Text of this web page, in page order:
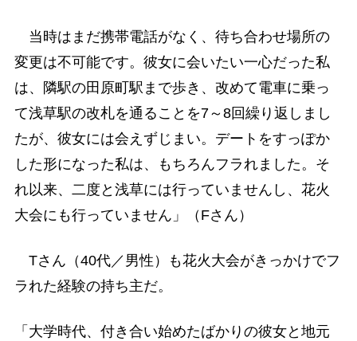
当時はまだ携帯電話がなく、待ち合わせ場所の
変更は不可能です。彼女に会いたい一心だった私
は、隣駅の田原町駅まで歩き、改めて電車に乗っ
て浅草駅の改札を通ることを7～8回繰り返しまし
たが、彼女には会えずじまい。デートをすっぽか
した形になった私は、もちろんフラれました。そ
れ以来、二度と浅草には行っていませんし、花火
大会にも行っていません」（Fさん）
Tさん（40代／男性）も花火大会がきっかけでフ
ラれた経験の持ち主だ。
「大学時代、付き合い始めたばかりの彼女と地元